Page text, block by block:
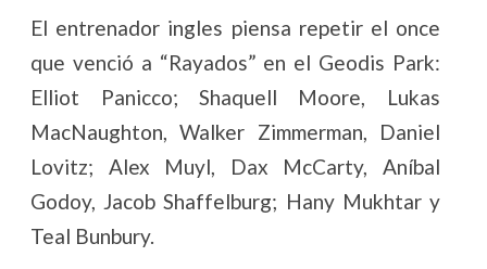
El entrenador ingles piensa repetir el once
que venció a “Rayados” en el Geodis Park:
Elliot Panicco; Shaquell Moore, Lukas
MacNaughton, Walker Zimmerman, Daniel
Lovitz; Alex Muyl, Dax McCarty, Aníbal
Godoy, Jacob Shaffelburg; Hany Mukhtar y
Teal Bunbury.